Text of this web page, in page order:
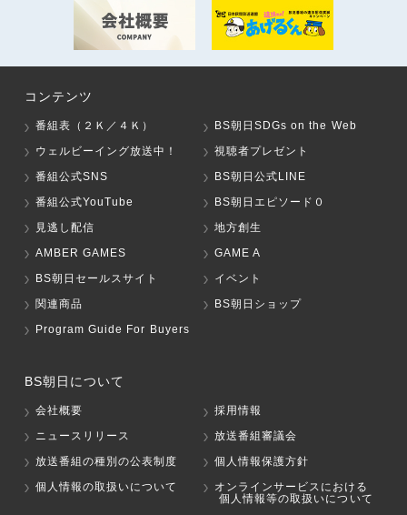
コンテンツ
番組表（２Ｋ／４Ｋ）
BS朝日SDGs on the Web
ウェルビーイング放送中！
視聴者プレゼント
番組公式SNS
BS朝日公式LINE
番組公式YouTube
BS朝日エピソード０
見逃し配信
地方創生
AMBER GAMES
GAME A
BS朝日セールスサイト
イベント
関連商品
BS朝日ショップ
Program Guide For Buyers
BS朝日について
会社概要
採用情報
ニュースリリース
放送番組審議会
放送番組の種別の公表制度
個人情報保護方針
個人情報の取扱いについて
オンラインサービスにおける
個人情報等の取扱いについて